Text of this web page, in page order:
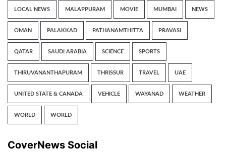
LOCAL NEWS MALAPPURAM MOVIE MUMBAI NEWS
OMAN PALAKKAD PATHANAMTHITTA PRAVASI
QATAR SAUDI ARABIA SCIENCE SPORTS
THIRUVANANTHAPURAM THRISSUR TRAVEL UAE
UNITED STATE & CANADA VEHICLE WAYANAD WEATHER
WORLD WORLD
CoverNews Social